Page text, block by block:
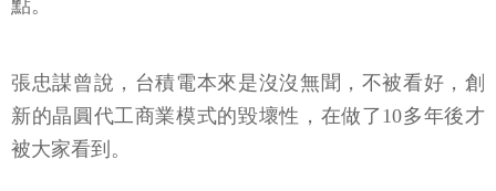
點。
張忠謀曾說，台積電本來是沒沒無聞，不被看好，創
新的晶圓代工商業模式的毀壞性，在做了10多年後才
被大家看到。